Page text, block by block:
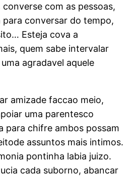
com as pessoas,
para conversar do tempo,
Esteja cova a
quem sabe intervalar
agradavel aquele
amizade faccao meio,
uma parentesco
para chifre ambos possam
assuntos mais intimos.
pontinha labia juizo.
cada suborno, abancar